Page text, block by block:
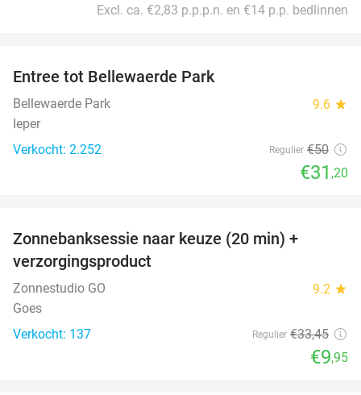
Excl. ca. €2,83 p.p.p.n. en €14 p.p. bedlinnen
Entree tot Bellewaerde Park
Bellewaerde Park 9.6 star
Ieper
Verkocht: 2.252
Regulier €50
€31 ,20
Zonnebanksessie naar keuze (20 min) +
verzorgingsproduct
Zonnestudio GO 9.2 star
Goes
Verkocht: 137
Regulier €33,45
€9,95